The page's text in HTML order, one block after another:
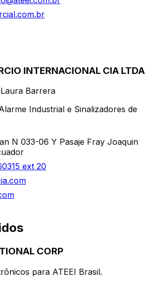
INTERNACIONAL CIA LTDA
Barrera
Industrial e Sinalizadores de
N 033-06 Y Pasaje Fray Joaquin
ext 20
CORP
para ATEEI Brasil.